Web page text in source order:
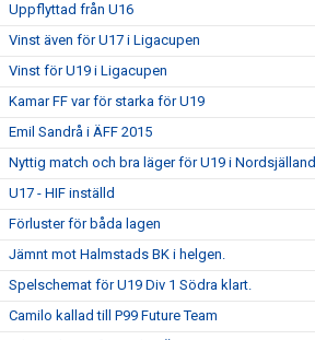
Uppflyttad från U16
Vinst även för U17 i Ligacupen
Vinst för U19 i Ligacupen
Kamar FF var för starka för U19
Emil Sandrå i ÄFF 2015
Nyttig match och bra läger för U19 i Nordsjälland
U17 - HIF inställd
Förluster för båda lagen
Jämnt mot Halmstads BK i helgen.
Spelschemat för U19 Div 1 Södra klart.
Camilo kallad till P99 Future Team